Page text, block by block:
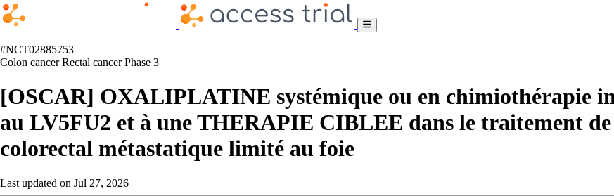
#NCT02885753
Colon cancerRectal cancerPhase 3
[OSCAR] OXALIPLATINE systémique ou en chimiothérapie
au LV5FU2 et à une THERAPIE CIBLEE dans le traitement
colorectal métastatique limité au foie
Last updated on Jul 27, 2026